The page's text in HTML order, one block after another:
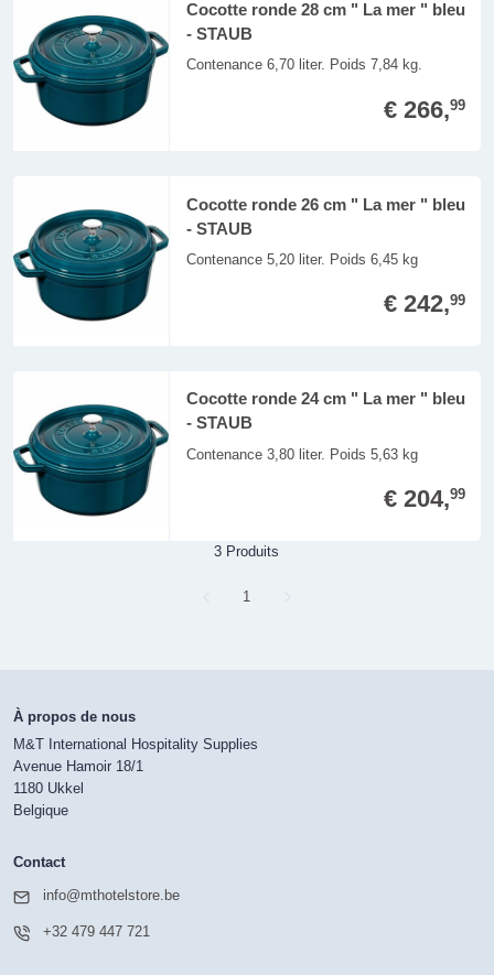
Cocotte ronde 28 cm " La mer " bleu
- STAUB
Contenance 6,70 liter. Poids 7,84 kg.
€ 266,99
Cocotte ronde 26 cm " La mer " bleu
- STAUB
Contenance 5,20 liter. Poids 6,45 kg
€ 242,99
Cocotte ronde 24 cm " La mer " bleu
- STAUB
Contenance 3,80 liter. Poids 5,63 kg
€ 204,99
3 Produits
Page
1
À propos de nous
M&T International Hospitality Supplies
Avenue Hamoir 18/1
1180 Ukkel
Belgique
Contact
info@mthotelstore.be
+32 479 447 721